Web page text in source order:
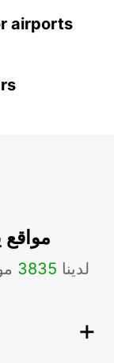
airports
مواقع
لدينا 3835